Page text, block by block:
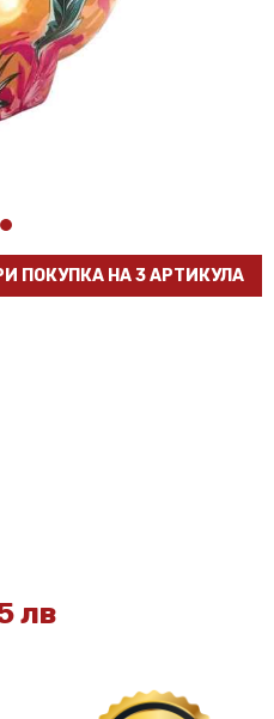
ПОКУПКА НА 3 АРТИКУЛА
лв